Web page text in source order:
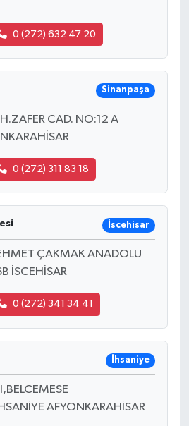
0 (272) 632 47 20
Sinanpaşa
CAD. NO:12 A
0 (272) 311 83 18
İscehisar
ÇAKMAK ANADOLU
İSCEHİSAR
0 (272) 341 34 41
İhsaniye
AFYONKARAHİSAR